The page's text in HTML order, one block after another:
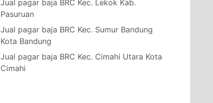
Jual pagar baja BRC Kec. Lekok Kab.
Pasuruan
Jual pagar baja BRC Kec. Sumur Bandung
Kota Bandung
Jual pagar baja BRC Kec. Cimahi Utara Kota
Cimahi